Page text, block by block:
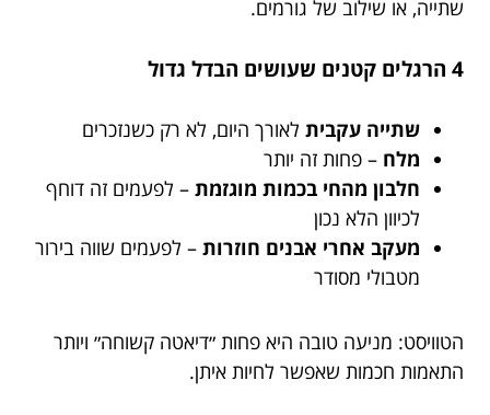
שתייה, או שילוב של גורמים.
4 הרגלים קטנים שעושים הבדל גדול
שתייה עקבית לאורך היום, לא רק כשנזכרים
מלח – פחות זה יותר
חלבון מהחי בכמות מוגזמת – לפעמים זה דוחף
לכיוון הלא נכון
מעקב אחרי אבנים חוזרות – לפעמים שווה בירור
מטבולי מסודר
הטוויסט: מניעה טובה היא פחות ״דיאטה קשוחה״ ויותר
התאמות חכמות שאפשר לחיות איתן.